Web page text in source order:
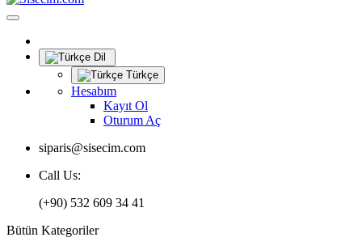
Dil
Türkçe
Hesabım
Kayıt Ol
Oturum Aç
siparis@sisecim.com
Call Us:
(+90) 532 609 34 41
Bütün Kategoriler